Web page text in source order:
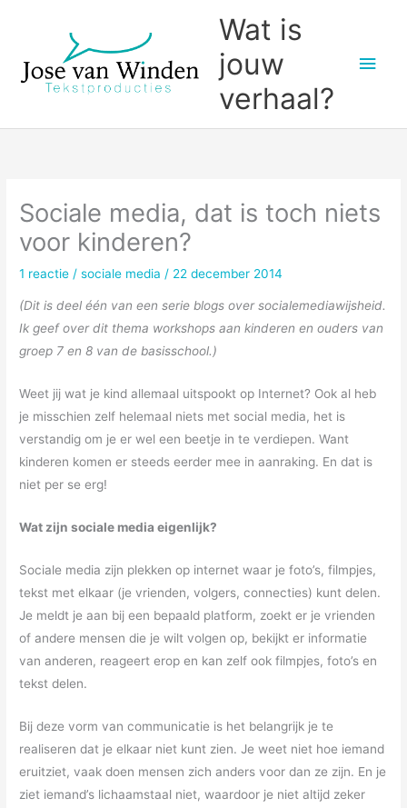
inhoud
Wat is
jouw
verhaal?
Sociale media, dat is toch niets
voor kinderen?
1 reactie /sociale media / 22 december 2014
(Dit is deel één van een serie blogs over socialemediawijsheid.
Ik geef over dit thema workshops aan kinderen en ouders van
groep 7 en 8 van de basisschool.)
Weet jij wat je kind allemaal uitspookt op Internet? Ook al heb
je misschien zelf helemaal niets met social media, het is
verstandig om je er wel een beetje in te verdiepen. Want
kinderen komen er steeds eerder mee in aanraking. En dat is
niet per se erg!
Wat zijn sociale media eigenlijk?
Sociale media zijn plekken op internet waar je foto’s, filmpjes,
tekst met elkaar (je vrienden, volgers, connecties) kunt delen.
Je meldt je aan bij een bepaald platform, zoekt er je vrienden
of andere mensen die je wilt volgen op, bekijkt er informatie
van anderen, reageert erop en kan zelf ook filmpjes, foto’s en
tekst delen.
Bij deze vorm van communicatie is het belangrijk je te
realiseren dat je elkaar niet kunt zien. Je weet niet hoe iemand
eruitziet, vaak doen mensen zich anders voor dan ze zijn. En je
ziet iemand’s lichaamstaal niet, waardoor je niet altijd zeker